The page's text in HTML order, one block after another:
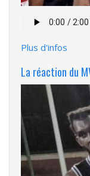
audio
Plus d'infos
La réaction du